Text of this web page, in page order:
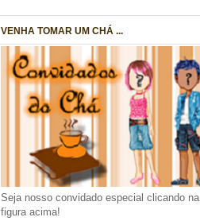
VENHA TOMAR UM CHÁ ...
Seja nosso convidado especial clicando na
figura acima!